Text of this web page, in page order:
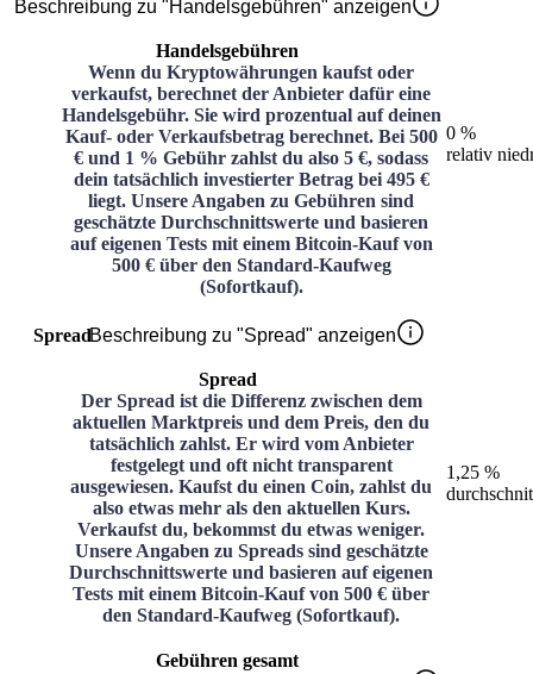
Beschreibung zu "Handelsgebühren" anzeigen
Handelsgebühren
Wenn du Kryptowährungen kaufst oder
verkaufst, berechnet der Anbieter dafür eine
Handelsgebühr. Sie wird prozentual auf deinen
Kauf- oder Verkaufsbetrag berechnet. Bei 500
€ und 1 % Gebühr zahlst du also 5 €, sodass
dein tatsächlich investierter Betrag bei 495 €
liegt. Unsere Angaben zu Gebühren sind
geschätzte Durchschnittswerte und basieren
auf eigenen Tests mit einem Bitcoin-Kauf von
500 € über den Standard-Kaufweg
(Sofortkauf).
0 %
relativ
SpreadBeschreibung zu "Spread" anzeigen
Spread
Der Spread ist die Differenz zwischen dem
aktuellen Marktpreis und dem Preis, den du
tatsächlich zahlst. Er wird vom Anbieter
festgelegt und oft nicht transparent
ausgewiesen. Kaufst du einen Coin, zahlst du
also etwas mehr als den aktuellen Kurs.
Verkaufst du, bekommst du etwas weniger.
Unsere Angaben zu Spreads sind geschätzte
Durchschnittswerte und basieren auf eigenen
Tests mit einem Bitcoin-Kauf von 500 € über
den Standard-Kaufweg (Sofortkauf).
1,25 %
Gebühren gesamt